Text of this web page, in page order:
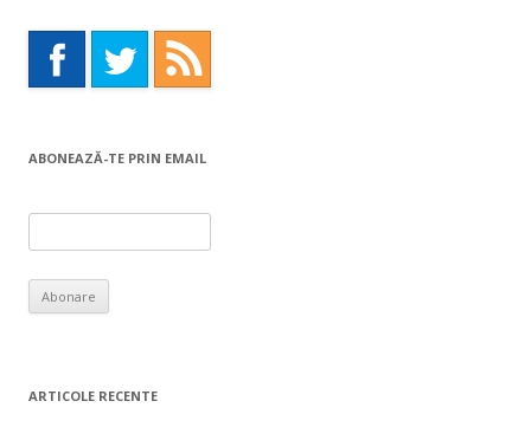
ABONEAZĂ-TE PRIN EMAIL
ARTICOLE RECENTE